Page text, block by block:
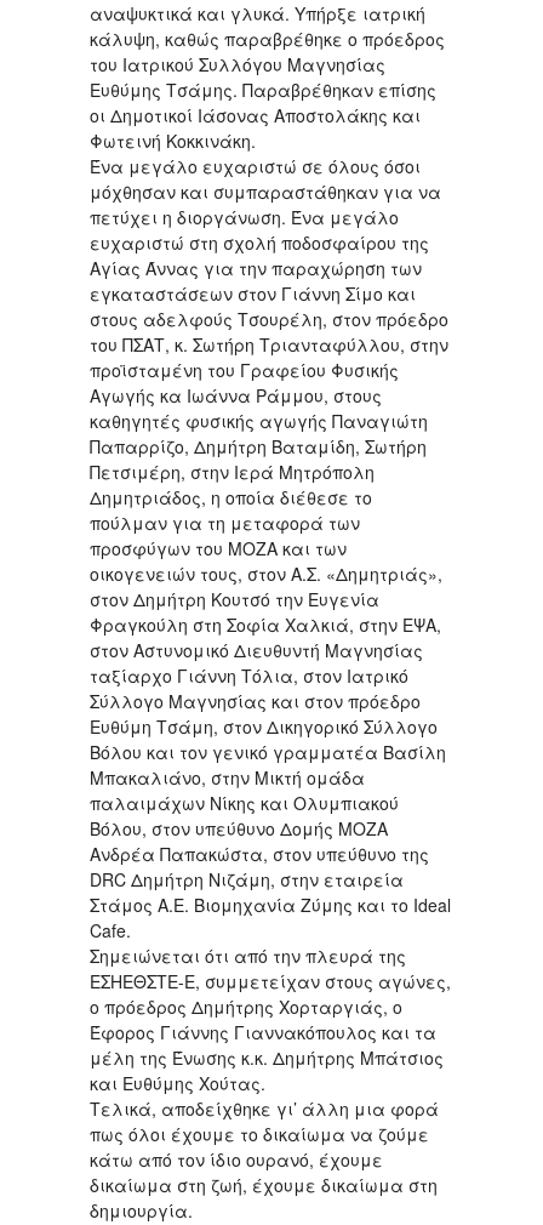
αναψυκτικά και γλυκά. Υπήρξε ιατρική
κάλυψη, καθώς παραβρέθηκε ο πρόεδρος
του Ιατρικού Συλλόγου Μαγνησίας
Ευθύμης Τσάμης. Παραβρέθηκαν επίσης
οι Δημοτικοί Ιάσονας Αποστολάκης και
Φωτεινή Κοκκινάκη.
Ένα μεγάλο ευχαριστώ σε όλους όσοι
μόχθησαν και συμπαραστάθηκαν για να
πετύχει η διοργάνωση. Ένα μεγάλο
ευχαριστώ στη σχολή ποδοσφαίρου της
Αγίας Άννας για την παραχώρηση των
εγκαταστάσεων στον Γιάννη Σίμο και
στους αδελφούς Τσουρέλη, στον πρόεδρο
του ΠΣΑΤ, κ. Σωτήρη Τριανταφύλλου, στην
προϊσταμένη του Γραφείου Φυσικής
Αγωγής κα Ιωάννα Ράμμου, στους
καθηγητές φυσικής αγωγής Παναγιώτη
Παπαρρίζο, Δημήτρη Βαταμίδη, Σωτήρη
Πετσιμέρη, στην Ιερά Μητρόπολη
Δημητριάδος, η οποία διέθεσε το
πούλμαν για τη μεταφορά των
προσφύγων του ΜΟΖΑ και των
οικογενειών τους, στον Α.Σ. «Δημητριάς»,
στον Δημήτρη Κουτσό την Ευγενία
Φραγκούλη στη Σοφία Χαλκιά, στην ΕΨΑ,
στον Αστυνομικό Διευθυντή Μαγνησίας
ταξίαρχο Γιάννη Τόλια, στον Ιατρικό
Σύλλογο Μαγνησίας και στον πρόεδρο
Ευθύμη Τσάμη, στον Δικηγορικό Σύλλογο
Βόλου και τον γενικό γραμματέα Βασίλη
Μπακαλιάνο, στην Μικτή ομάδα
παλαιμάχων Νίκης και Ολυμπιακού
Βόλου, στον υπεύθυνο Δομής ΜΟΖΑ
Ανδρέα Παπακώστα, στον υπεύθυνο της
DRC Δημήτρη Νιζάμη, στην εταιρεία
Στάμος Α.Ε. Βιομηχανία Ζύμης και το Ideal
Cafe.
Σημειώνεται ότι από την πλευρά της
ΕΣΗΕΘΣΤΕ-Ε, συμμετείχαν στους αγώνες,
ο πρόεδρος Δημήτρης Χορταργιάς, ο
Έφορος Γιάννης Γιαννακόπουλος και τα
μέλη της Ένωσης κ.κ. Δημήτρης Μπάτσιος
και Ευθύμης Χούτας.
Τελικά, αποδείχθηκε γι’ άλλη μια φορά
πως όλοι έχουμε το δικαίωμα να ζούμε
κάτω από τον ίδιο ουρανό, έχουμε
δικαίωμα στη ζωή, έχουμε δικαίωμα στη
δημιουργία.